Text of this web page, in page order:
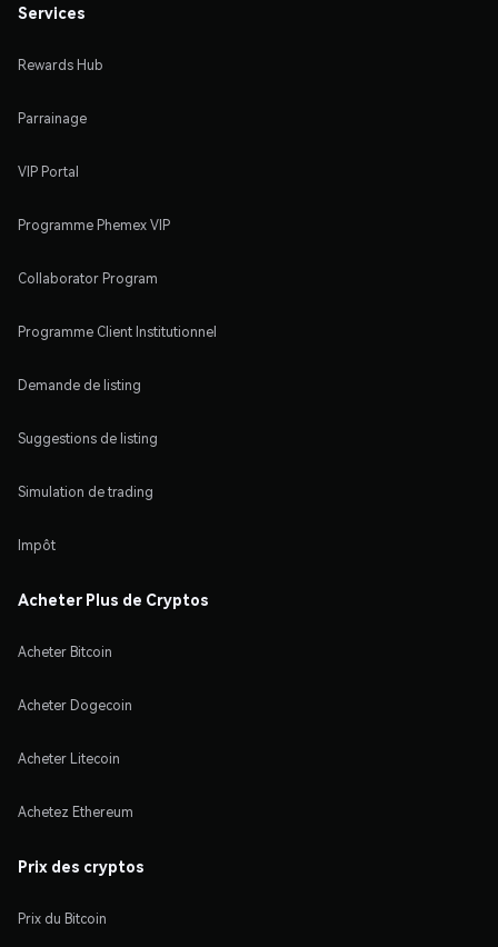
Services
Rewards Hub
Parrainage
VIP Portal
Programme Phemex VIP
Collaborator Program
Programme Client Institutionnel
Demande de listing
Suggestions de listing
Simulation de trading
Impôt
Acheter Plus de Cryptos
Acheter Bitcoin
Acheter Dogecoin
Acheter Litecoin
Achetez Ethereum
Prix des cryptos
Prix du Bitcoin